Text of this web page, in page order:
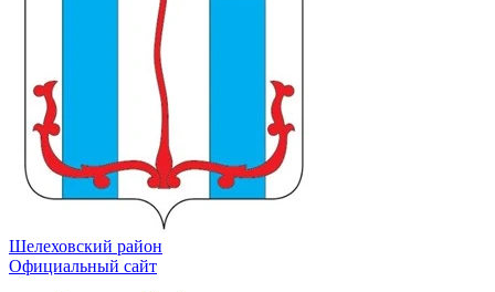
Шелеховский район
Официальный сайт